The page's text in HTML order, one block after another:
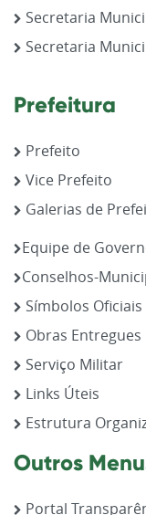
Secretaria
Secretaria
Prefeitura
Prefeito
Vice Prefeito
Galerias de
Equipe de
Conselhos-
Símbolos Oficiais
Obras Entregues
Serviço Militar
Links Úteis
Estrutura
Outros
Portal